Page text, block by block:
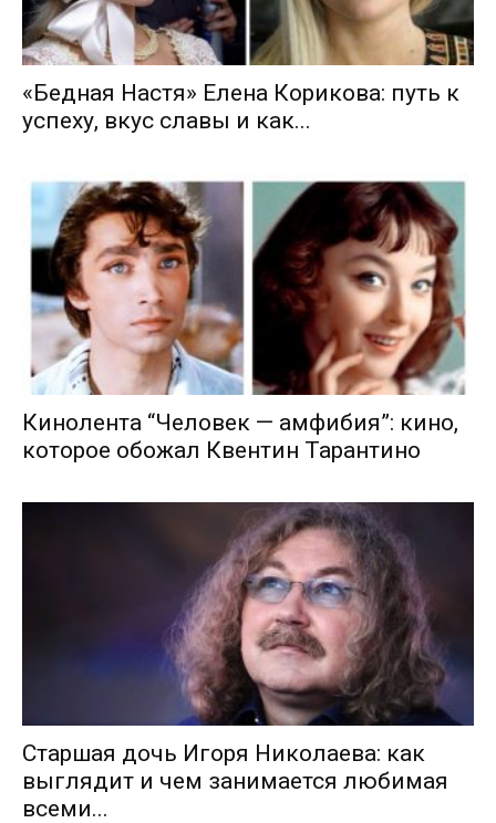
«Бедная Настя» Елена Корикова: путь к
успеху, вкус славы и как...
Кинолента “Человек — амфибия”: кино,
которое обожал Квентин Тарантино
Старшая дочь Игоря Николаева: как
выглядит и чем занимается любимая
всеми...